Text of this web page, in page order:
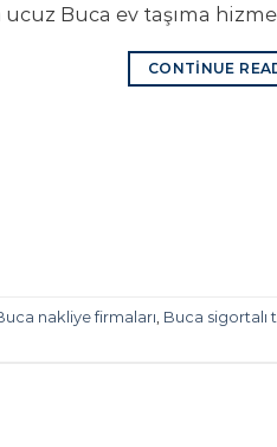
ucuz Buca ev taşıma
CONTINUE
nakliye firmaları Buca sigortalı